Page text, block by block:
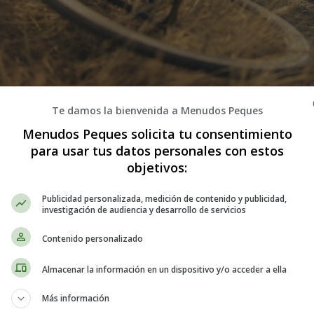
el Planeta de Forma Divertida
de ayudar a cuidar nuestro planeta? ¡Estás en el lugar
. No solo estarás haciendo tu parte para
Reutiliza y Recicla
Te damos la bienvenida a Menudos Peques
Menudos Peques solicita tu consentimiento
para usar tus datos personales con estos
objetivos:
Publicidad personalizada, medición de contenido y publicidad,
investigación de audiencia y desarrollo de servicios
Contenido personalizado
Almacenar la información en un dispositivo y/o acceder a ella
Más información